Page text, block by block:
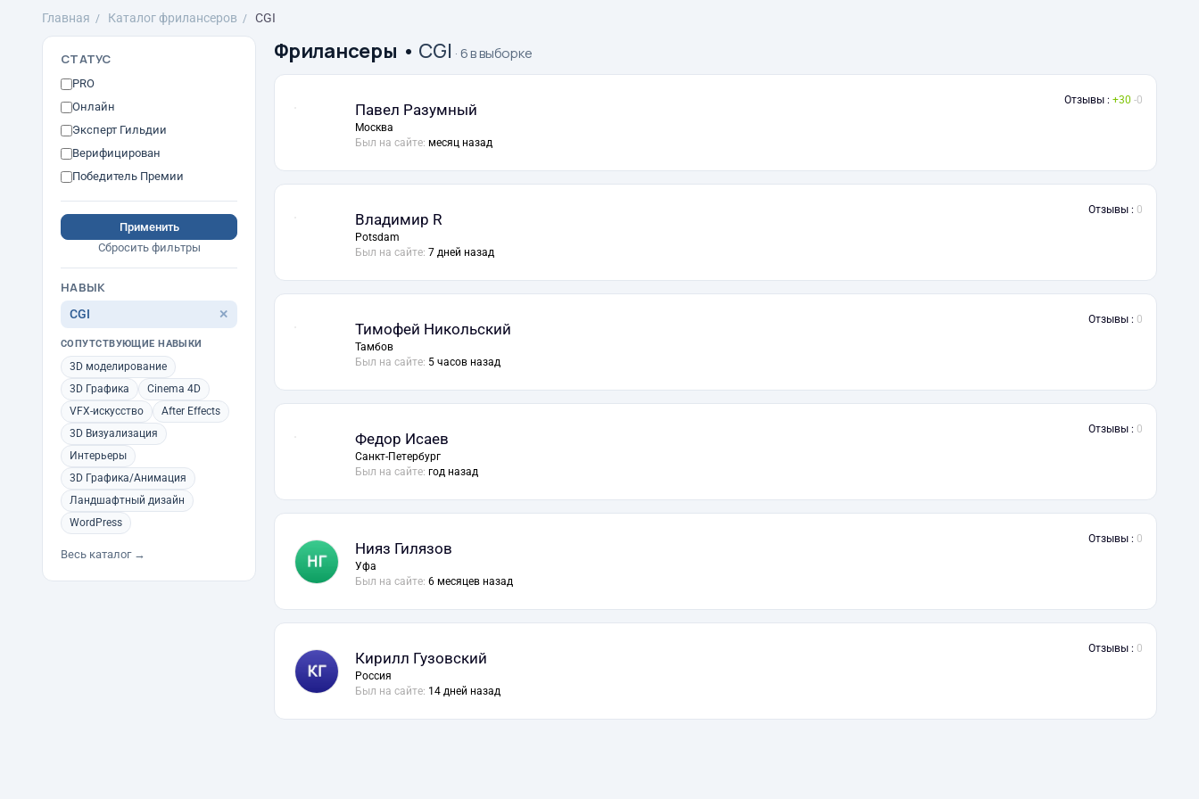
Главная Каталог фрилансеров CGI
СТАТУС
PRO
Онлайн
Эксперт Гильдии
Верифицирован
Победитель Премии
Применить
Сбросить фильтры
НАВЫК
CGI ✕
СОПУТСТВУЮЩИЕ НАВЫКИ
3D моделирование
3D Графика
Cinema 4D
VFX-искусство
After Effects
3D Визуализация
Интерьеры
3D Графика/Анимация
Ландшафтный дизайн
WordPress
Весь каталог →
Фрилансеры • CGI · 6 в выборке
Павел Разумный
Москва
Был на сайте: месяц назад
Отзывы : 30 0
Владимир R
Potsdam
Был на сайте: 7 дней назад
Отзывы : 0
Тимофей Никольский
Тамбов
Был на сайте: 5 часов назад
Отзывы : 0
Федор Исаев
Санкт-Петербург
Был на сайте: год назад
Отзывы : 0
Нияз Гилязов
Уфа
Был на сайте: 6 месяцев назад
Отзывы : 0
Кирилл Гузовский
Россия
Был на сайте: 14 дней назад
Отзывы : 0